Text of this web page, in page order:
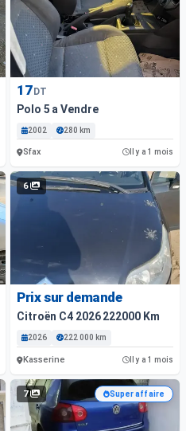
17DT
Polo 5 a Vendre
2002 280 km
Sfax Il y a 1 mois
6
Prix sur demande
Citroën C4 2026 222000 Km
2026 222 000 km
Kasserine Il y a 1 mois
7 Super affaire